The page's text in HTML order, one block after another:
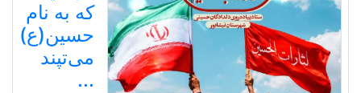
که به نام
حسین(ع)
می‌تپند
...